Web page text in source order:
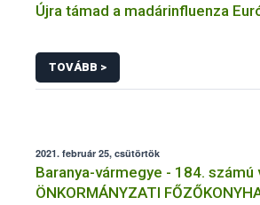
Újra támad a madárinfluenza
TOVÁBB >
2021. február 25, csütörtök
Baranya-vármegye - 184. számú
ÖNKORMÁNYZATI